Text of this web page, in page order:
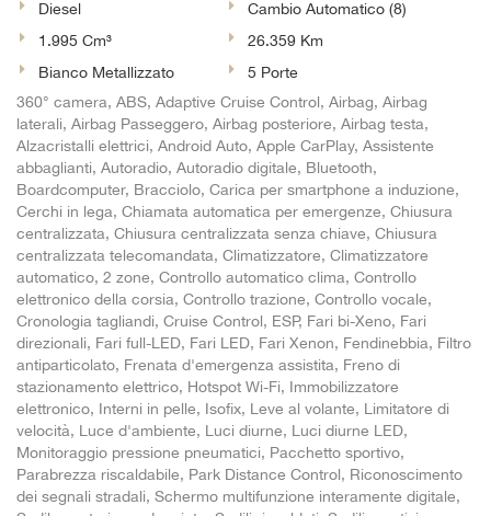
Diesel
Cambio Automatico (8)
1.995 Cm³
26.359 Km
Bianco Metallizzato
5 Porte
360° camera, ABS, Adaptive Cruise Control, Airbag, Airbag
laterali, Airbag Passeggero, Airbag posteriore, Airbag testa,
Alzacristalli elettrici, Android Auto, Apple CarPlay, Assistente
abbaglianti, Autoradio, Autoradio digitale, Bluetooth,
Boardcomputer, Bracciolo, Carica per smartphone a induzione,
Cerchi in lega, Chiamata automatica per emergenze, Chiusura
centralizzata, Chiusura centralizzata senza chiave, Chiusura
centralizzata telecomandata, Climatizzatore, Climatizzatore
automatico, 2 zone, Controllo automatico clima, Controllo
elettronico della corsia, Controllo trazione, Controllo vocale,
Cronologia tagliandi, Cruise Control, ESP, Fari bi-Xeno, Fari
direzionali, Fari full-LED, Fari LED, Fari Xenon, Fendinebbia, Filtro
antiparticolato, Frenata d'emergenza assistita, Freno di
stazionamento elettrico, Hotspot Wi-Fi, Immobilizzatore
elettronico, Interni in pelle, Isofix, Leve al volante, Limitatore di
velocità, Luce d'ambiente, Luci diurne, Luci diurne LED,
Monitoraggio pressione pneumatici, Pacchetto sportivo,
Parabrezza riscaldabile, Park Distance Control, Riconoscimento
dei segnali stradali, Schermo multifunzione interamente digitale,